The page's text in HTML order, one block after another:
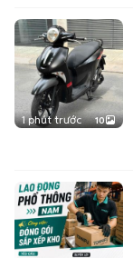
1 phút trước 10